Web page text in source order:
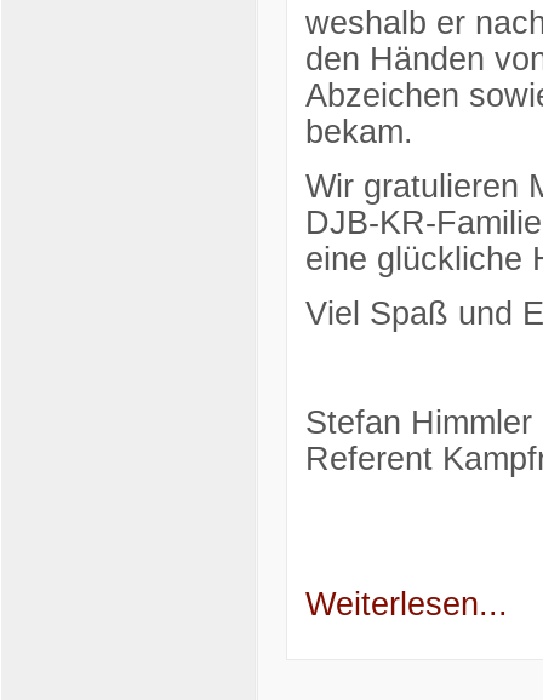
weshalb er
den Händen
Abzeichen
bekam.
Wir gratulieren
DJB-KR-
eine glückliche
Viel Spaß und
Stefan Himmler
Referent
Weiterlesen...